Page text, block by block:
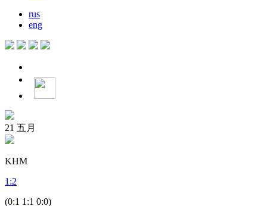
rus
eng
21 五月
KHM
1 :2
(0:1 1:1 0:0)